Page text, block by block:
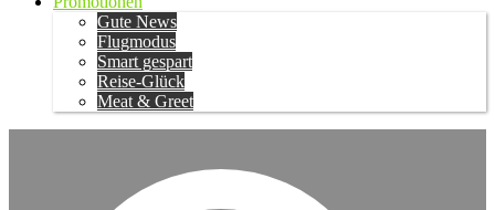
Gute News
Flugmodus
Smart gespart
Reise-Glück
Meat & Greet